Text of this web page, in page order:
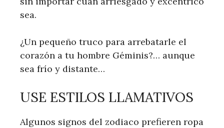
sea.
¿Un pequeño truco para arrebatarle el
corazón a tu hombre Géminis?… aunque
sea frío y distante…
USE ESTILOS LLAMATIVOS
Algunos signos del zodiaco prefieren ropa